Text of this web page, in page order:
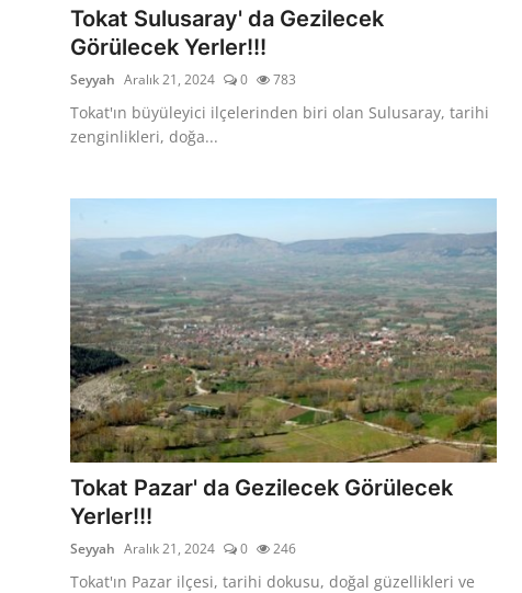
Tokat Sulusaray' da Gezilecek
Görülecek Yerler!!!
Seyyah Aralık 21, 2024 0 783
Tokat'ın büyüleyici ilçelerinden biri olan Sulusaray, tarihi
zenginlikleri, doğa...
Tokat Pazar' da Gezilecek Görülecek
Yerler!!!
Seyyah Aralık 21, 2024 0 246
Tokat'ın Pazar ilçesi, tarihi dokusu, doğal güzellikleri ve